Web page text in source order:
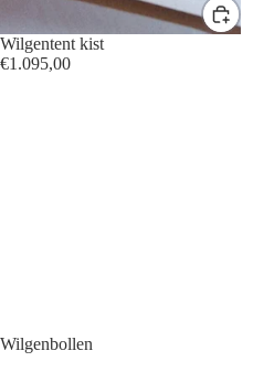
Wilgentent kist
€1.095,00
Wilgenbollen